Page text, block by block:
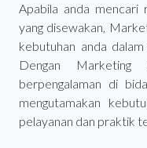
Apabila anda mencari
yang disewakan,
kebutuhan anda
Dengan
berpengalaman di
mengutamakan
pelayanan dan praktik